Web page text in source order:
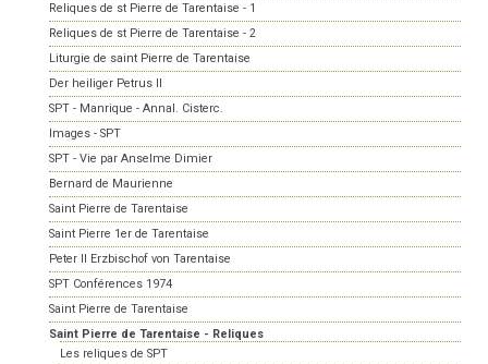
Reliques de st Pierre de Tarentaise - 1
Reliques de st Pierre de Tarentaise - 2
Liturgie de saint Pierre de Tarentaise
Der heiliger Petrus II
SPT - Manrique - Annal. Cisterc.
Images - SPT
SPT - Vie par Anselme Dimier
Bernard de Maurienne
Saint Pierre de Tarentaise
Saint Pierre 1er de Tarentaise
Peter II Erzbischof von Tarentaise
SPT Conférences 1974
Saint Pierre de Tarentaise
Saint Pierre de Tarentaise - Reliques
Les reliques de SPT